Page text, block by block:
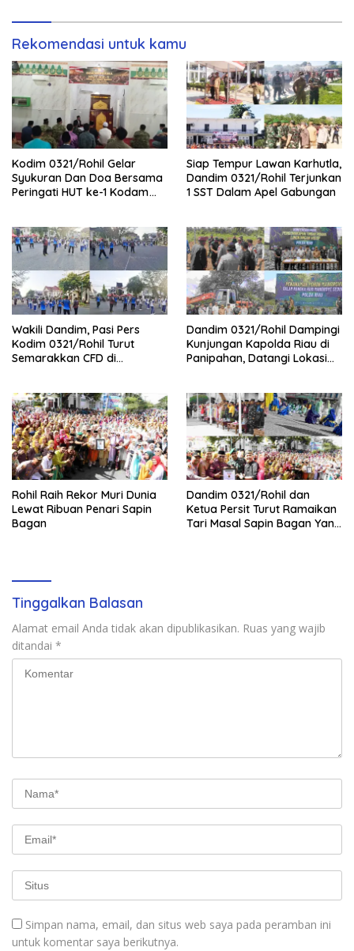
Rekomendasi untuk kamu
Kodim 0321/Rohil Gelar
Syukuran Dan Doa Bersama
Peringati HUT ke-1 Kodam
Siap Tempur Lawan Karhutla,
Dandim 0321/Rohil Terjunkan
1 SST Dalam Apel Gabungan
Wakili Dandim, Pasi Pers
Kodim 0321/Rohil Turut
Semarakkan CFD di
Dandim 0321/Rohil Dampingi
Kunjungan Kapolda Riau di
Panipahan, Datangi Lokasi
Rohil Raih Rekor Muri Dunia
Lewat Ribuan Penari Sapin
Bagan
Dandim 0321/Rohil dan
Ketua Persit Turut Ramaikan
Tari Masal Sapin Bagan Yang
Tinggalkan Balasan
Alamat email Anda tidak akan dipublikasikan. Ruas yang wajib
ditandai *
Simpan nama, email, dan situs web saya pada peramban ini
untuk komentar saya berikutnya.